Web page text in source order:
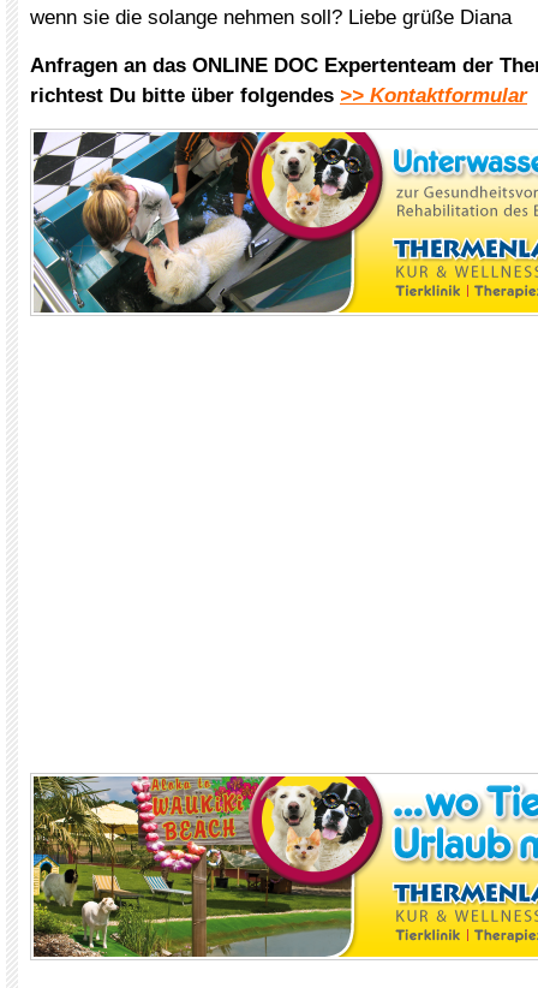
wenn sie die solange nehmen soll? Liebe grüße Diana
Anfragen an das ONLINE DOC Expertenteam der
richtest Du bitte über folgendes >> Kontaktformular